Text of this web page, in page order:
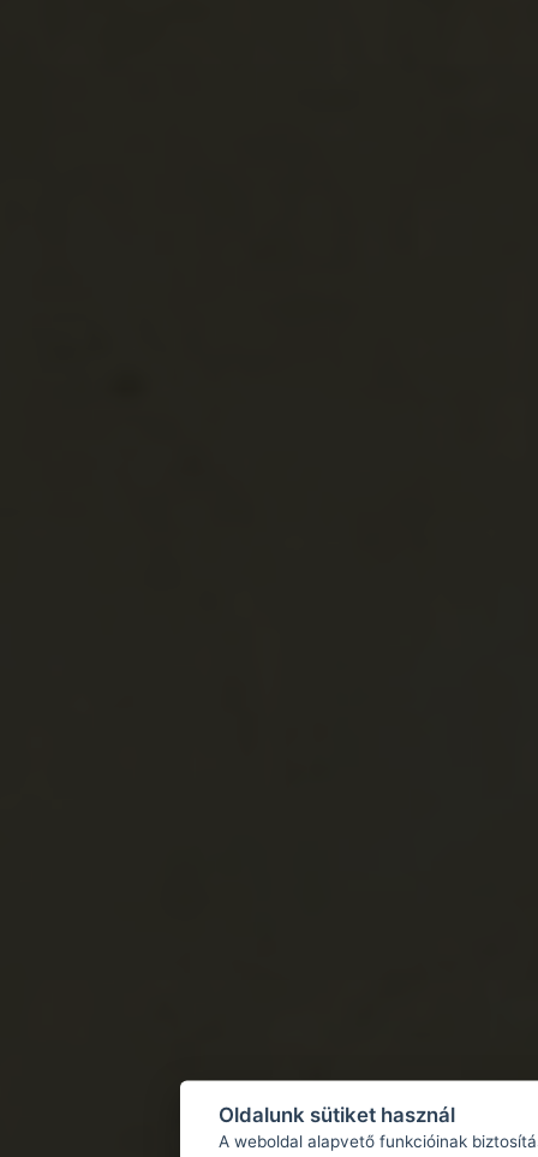
Oldalunk sütiket használ
A weboldal alapvető funkcióinak